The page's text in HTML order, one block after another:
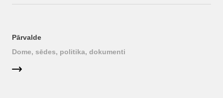
Pārvalde
Dome, sēdes, politika, dokumenti